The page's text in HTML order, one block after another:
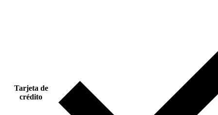
Tarjeta de
crédito